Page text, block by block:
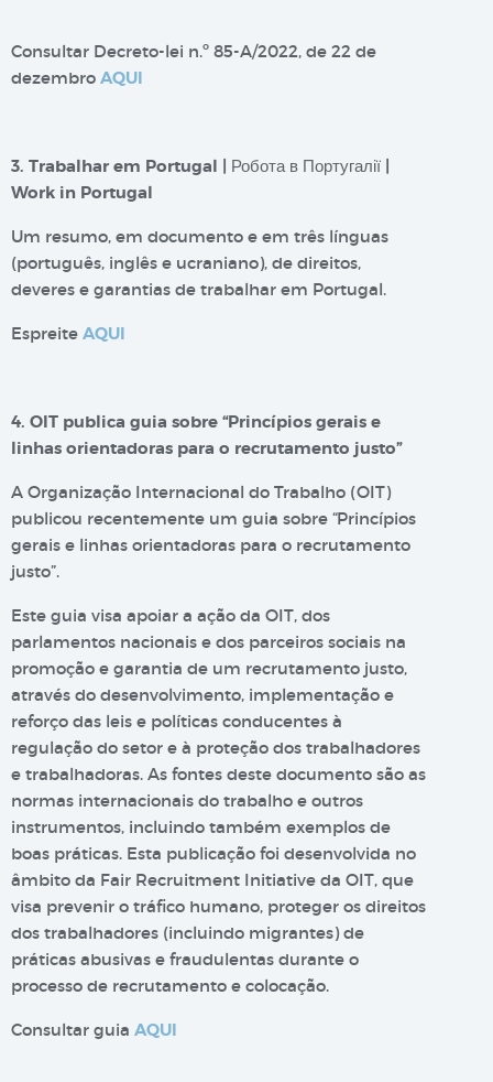
Consultar Decreto-lei n.º 85-A/2022, de 22 de
dezembro AQUI
3. Trabalhar em Portugal | Робота в Португалії |
Work in Portugal
Um resumo, em documento e em três línguas
(português, inglês e ucraniano), de direitos,
deveres e garantias de trabalhar em Portugal.
Espreite AQUI
4. OIT publica guia sobre “Princípios gerais e
linhas orientadoras para o recrutamento justo”
A Organização Internacional do Trabalho (OIT)
publicou recentemente um guia sobre “Princípios
gerais e linhas orientadoras para o recrutamento
justo”.
Este guia visa apoiar a ação da OIT, dos
parlamentos nacionais e dos parceiros sociais na
promoção e garantia de um recrutamento justo,
através do desenvolvimento, implementação e
reforço das leis e políticas conducentes à
regulação do setor e à proteção dos trabalhadores
e trabalhadoras. As fontes deste documento são as
normas internacionais do trabalho e outros
instrumentos, incluindo também exemplos de
boas práticas. Esta publicação foi desenvolvida no
âmbito da Fair Recruitment Initiative da OIT, que
visa prevenir o tráfico humano, proteger os direitos
dos trabalhadores (incluindo migrantes) de
práticas abusivas e fraudulentas durante o
processo de recrutamento e colocação.
Consultar guia AQUI